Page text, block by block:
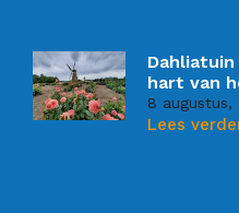
hart van
8 augustus,
Lees